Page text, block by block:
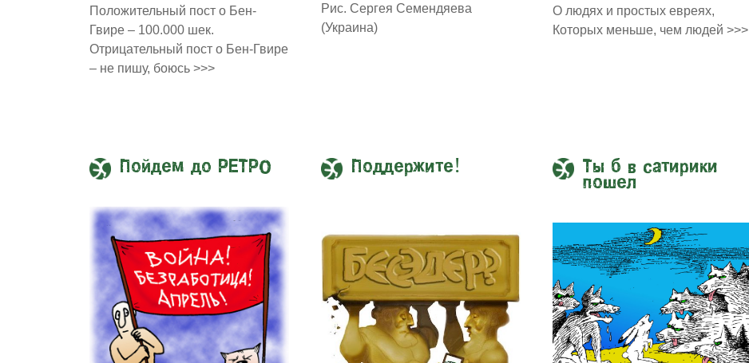
Положительный пост о Бен-
Гвире – 100.000 шек.
Отрицательный пост о Бен-Гвире
– не пишу, боюсь >>>
Рис. Сергея Семендяева
(Украина)
О людях и простых евреях,
Которых меньше, чем людей >>>
Пойдем до РЕТРО Поддержите!
Ты б в сатирики
пошел